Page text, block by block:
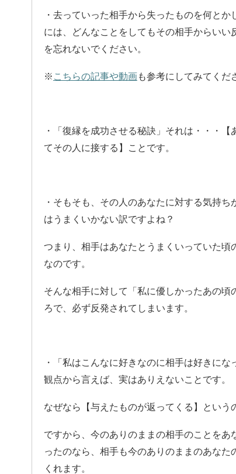
・去っていった相手から失ったものを何と
には、どんなことをしてもその相手からいい
を忘れないでください。
※ こちらの記事や動画も参考にしてみてくだ
・「復縁を成功させる秘訣」それは・・・
てその人に接する】ことです。
・そもそも、その人のあなたに対する気持
はうまくいかない訳ですよね？
つまり、相手はあなたとうまくいっていた
なのです。
そんな相手に対して「私に優しかったあの頃
ろで、必ず反発されてしまいます。
・「私はこんなに好きなのに相手は好きに
観点から言えば、実はありえないことです。
なぜなら【与えたものが返ってくる】という
ですから、今のありのままの相手のことを
ったのなら、相手も今のありのままのあな
くれます。